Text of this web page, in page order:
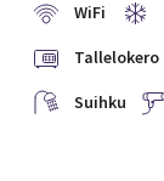
WiFi
Tallelokero
Suihku